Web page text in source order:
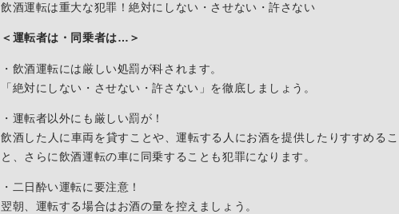
飲酒運転は重大な犯罪！絶対にしない・させない・許さない
＜運転者は・同乗者は…＞
・飲酒運転には厳しい処罰が科されます。
「絶対にしない・させない・許さない」を徹底しましょう。
・運転者以外にも厳しい罰が！
飲酒した人に車両を貸すことや、運転する人にお酒を提供したりすすめるこ
と、さらに飲酒運転の車に同乗することも犯罪になります。
・二日酔い運転に要注意！
翌朝、運転する場合はお酒の量を控えましょう。